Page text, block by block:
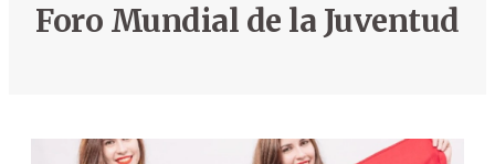
Foro Mundial de la Juventud